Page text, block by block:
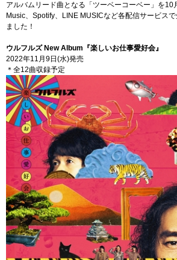
アルバムリード曲となる「ツーベーコーベー」を10
Music、Spotify、LINE MUSICなど各配信サービス
ました！
ウルフルズ New Album『楽しいお仕事愛好会』
2022年11月9日(水)発売
＊全12曲収録予定